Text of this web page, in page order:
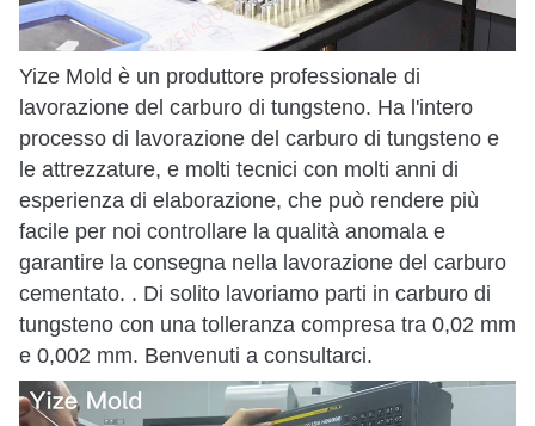
Yize Mold è un produttore professionale di
lavorazione del carburo di tungsteno. Ha l'intero
processo di lavorazione del carburo di tungsteno e
le attrezzature, e molti tecnici con molti anni di
esperienza di elaborazione, che può rendere più
facile per noi controllare la qualità anomala e
garantire la consegna nella lavorazione del carburo
cementato. . Di solito lavoriamo parti in carburo di
tungsteno con una tolleranza compresa tra 0,02 mm
e 0,002 mm. Benvenuti a consultarci.